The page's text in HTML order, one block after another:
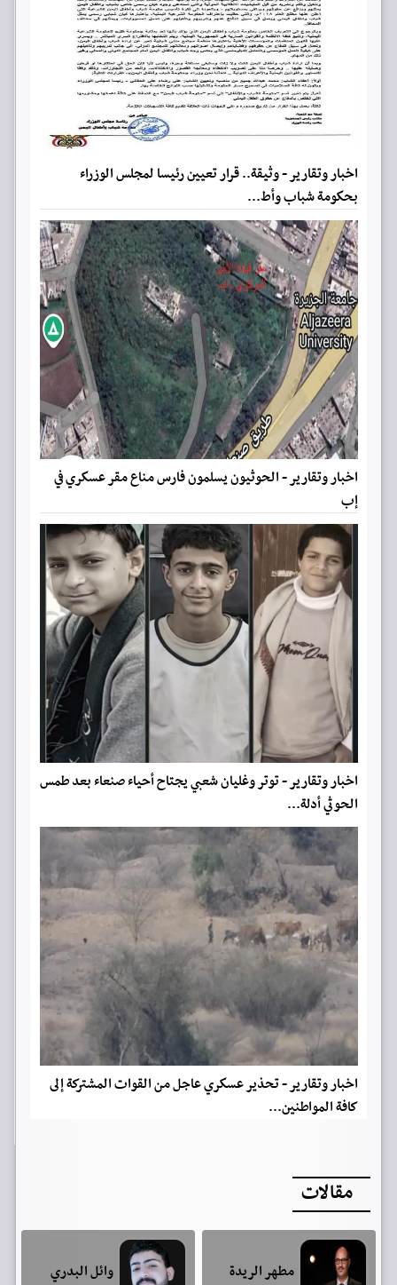
اخبار وتقارير - وثيقة.. قرار تعيين رئيسا لمجلس الوزراء
بحكومة شباب وأط...
اخبار وتقارير - الحوثيون يسلمون فارس مناع مقر عسكري في
إب
اخبار وتقارير - توتر وغليان شعبي يجتاح أحياء صنعاء بعد طمس
الحوثي أدلة...
اخبار وتقارير - تحذير عسكري عاجل من القوات المشتركة إلى
كافة المواطنين...
مقالات
مطهر الريدة وائل البدري